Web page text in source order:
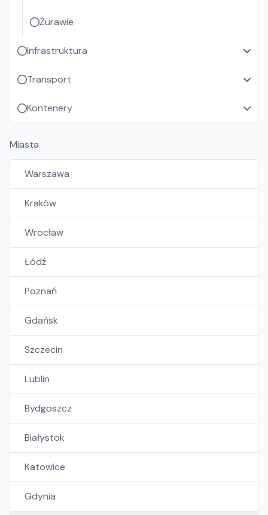
Żurawie
Infrastruktura
Transport
Kontenery
Miasta
Warszawa
Kraków
Wrocław
Łódź
Poznań
Gdańsk
Szczecin
Lublin
Bydgoszcz
Białystok
Katowice
Gdynia